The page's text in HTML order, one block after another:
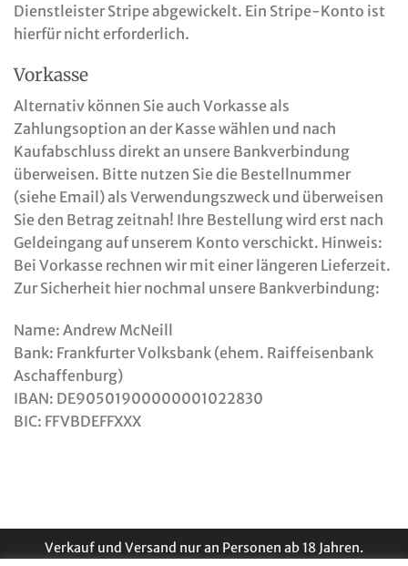
Dienstleister Stripe abgewickelt. Ein Stripe-Konto ist
hierfür nicht erforderlich.
Vorkasse
Alternativ können Sie auch Vorkasse als
Zahlungsoption an der Kasse wählen und nach
Kaufabschluss direkt an unsere Bankverbindung
überweisen. Bitte nutzen Sie die Bestellnummer
(siehe Email) als Verwendungszweck und überweisen
Sie den Betrag zeitnah! Ihre Bestellung wird erst nach
Geldeingang auf unserem Konto verschickt. Hinweis:
Bei Vorkasse rechnen wir mit einer längeren Lieferzeit.
Zur Sicherheit hier nochmal unsere Bankverbindung:
Name: Andrew McNeill
Bank: Frankfurter Volksbank (ehem. Raiffeisenbank
Aschaffenburg)
IBAN: DE90501900000001022830
BIC: FFVBDEFFXXX
Verkauf und Versand nur an Personen ab 18 Jahren.